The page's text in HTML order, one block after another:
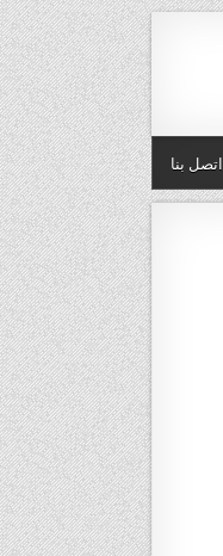
اتصل بنا